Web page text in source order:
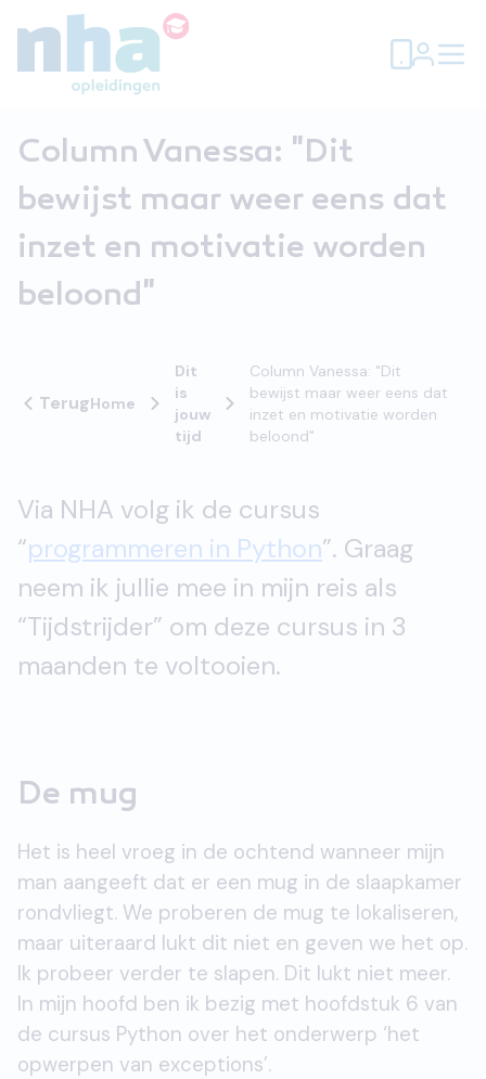
Column Vanessa: "Dit
bewijst maar weer eens dat
inzet en motivatie worden
beloond"
TerugHome
Dit
is
jouw
tijd
Column Vanessa: "Dit
bewijst maar weer eens dat
inzet en motivatie worden
beloond"
Via NHA volg ik de cursus
“programmeren in Python”. Graag
neem ik jullie mee in mijn reis als
“Tijdstrijder” om deze cursus in 3
maanden te voltooien.
De mug
Het is heel vroeg in de ochtend wanneer mijn
man aangeeft dat er een mug in de slaapkamer
rondvliegt. We proberen de mug te lokaliseren,
maar uiteraard lukt dit niet en geven we het op.
Ik probeer verder te slapen. Dit lukt niet meer.
In mijn hoofd ben ik bezig met hoofdstuk 6 van
de cursus Python over het onderwerp ‘het
opwerpen van exceptions’.